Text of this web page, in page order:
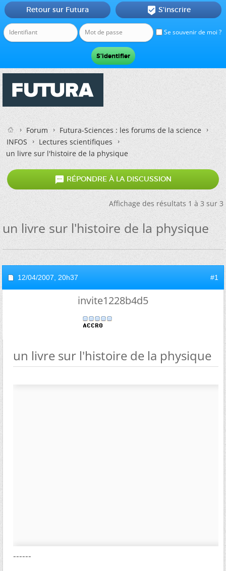
Se souvenir de moi ?
Retour sur Futura  S'inscrire
Forum
Futura-Sciences : les forums de la science
INFOS
Lectures scientifiques
un livre sur l'histoire de la physique
 RÉPONDRE À LA DISCUSSION
Affichage des résultats 1 à 3 sur 3
un livre sur l'histoire de la physique
12/04/2007, 20h37 #1
invite1228b4d5
un livre sur l'histoire de la physique
------